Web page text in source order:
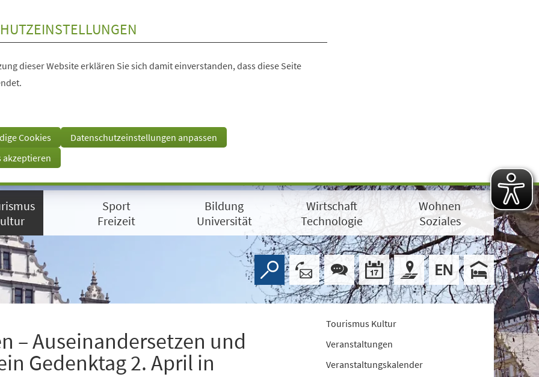
dieser Website erklären Sie sich damit einverstanden, dass diese Seite
Cookies
Datenschutzeinstellungen anpassen
akzeptieren
Sport
Freizeit
Bildung
Universität
Wirtschaft
Technologie
Wohnen
Soziales
– Auseinandersetzen und
Gedenktag 2. April in
Tourismus Kultur
Veranstaltungen
Veranstaltungskalender